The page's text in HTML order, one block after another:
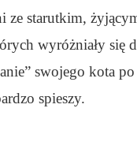
ze starutkim,
wyróżniały się
swojego kota
spieszy.